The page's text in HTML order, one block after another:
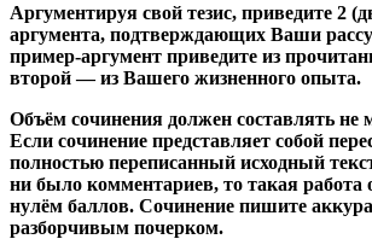
Аргументируя свой тезис, приведите 2
аргумента, подтверждающих Ваши
пример-аргумент приведите из
второй — из Вашего жизненного опыта.
Объём сочинения должен составлять не
Если сочинение представляет собой
полностью переписанный исходный
ни было комментариев, то такая работа
нулём баллов. Сочинение пишите
разборчивым почерком.